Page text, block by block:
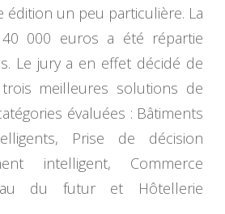
un peu particulière. La
000 euros a été répartie
Le jury a en effet décidé de
meilleures solutions de
évaluées : Bâtiments
Prise de décision
intelligent, Commerce
du futur et Hôtellerie